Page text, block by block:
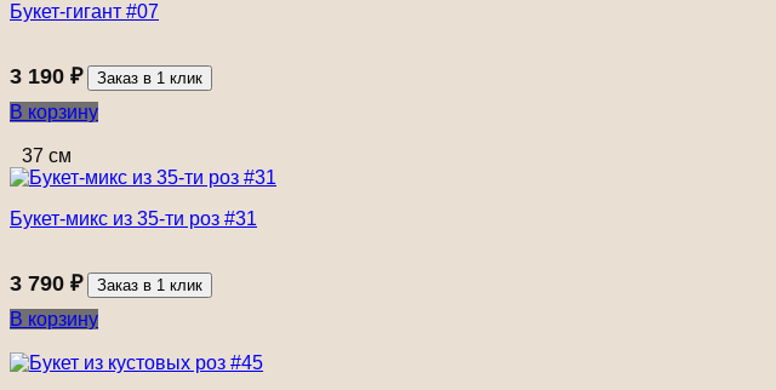
Букет-гигант #07
3 190 ₽ Заказ в 1 клик
В корзину
37 см
Букет-микс из 35-ти роз #31
3 790 ₽ Заказ в 1 клик
В корзину